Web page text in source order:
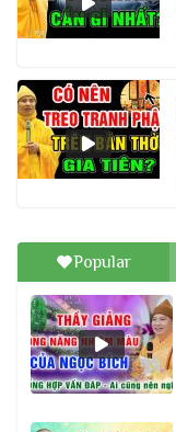
Popular